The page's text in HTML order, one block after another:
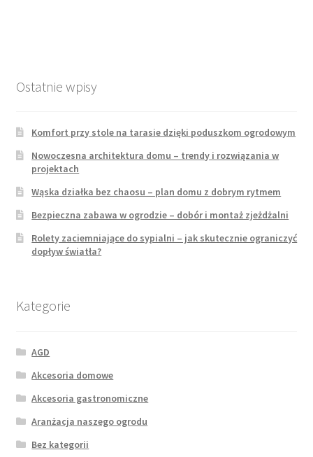
Ostatnie wpisy
Komfort przy stole na tarasie dzięki poduszkom ogrodowym
Nowoczesna architektura domu – trendy i rozwiązania w
projektach
Wąska działka bez chaosu – plan domu z dobrym rytmem
Bezpieczna zabawa w ogrodzie – dobór i montaż zjeżdżalni
Rolety zaciemniające do sypialni – jak skutecznie ograniczyć
dopływ światła?
Kategorie
AGD
Akcesoria domowe
Akcesoria gastronomiczne
Aranżacja naszego ogrodu
Bez kategorii